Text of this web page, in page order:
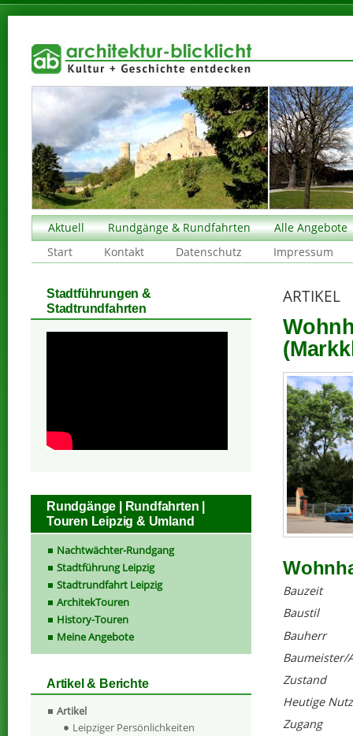
Aktuell Rundgänge & Rundfahrten
Alle Angebote
Start
Kontakt Datenschutz Impressum
ARTIKEL
Bauzeit
Baustil
Bauherr
Baumeister/
Zustand
Heutige
Zugang
Stadtführungen &
Stadtrundfahrten
Rundgänge | Rundfahrten |
Touren Leipzig & Umland
Nachtwächter-Rundgang
Stadtführung Leipzig
Stadtrundfahrt Leipzig
ArchitekTouren
History-Touren
Meine Angebote
Artikel & Berichte
Artikel
Leipziger Persönlichkeiten